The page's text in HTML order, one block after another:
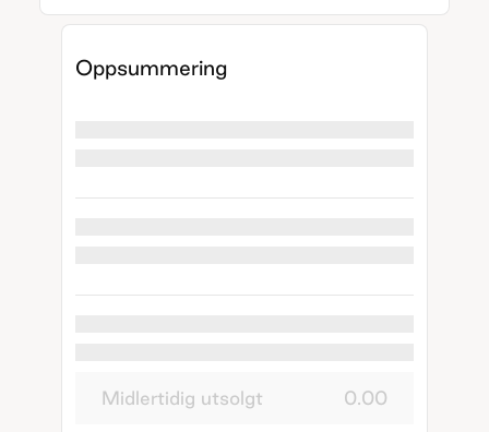
Oppsummering
Midlertidig utsolgt 0.00